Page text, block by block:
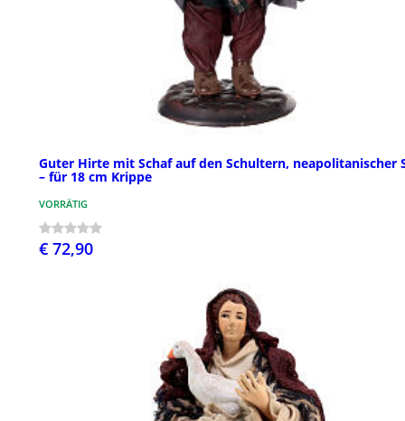
Guter Hirte mit Schaf auf den Schultern, neapolitanischer
– für 18 cm Krippe
VORRÄTIG
€ 72,90